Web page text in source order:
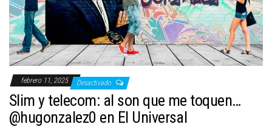
febrero 11, 2025 Desactivado
Slim y telecom: al son que me toquen…
@hugonzalez0 en El Universal